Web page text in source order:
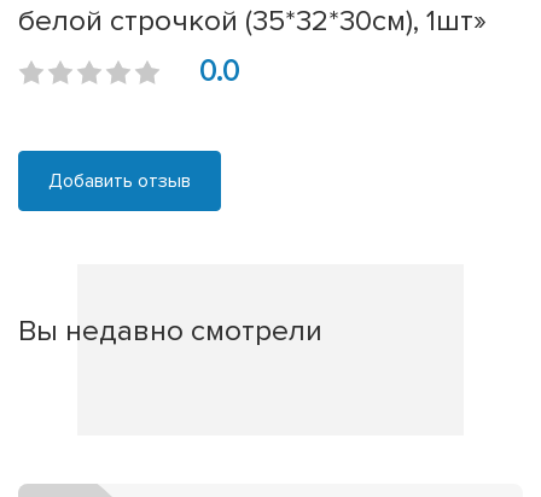
белой строчкой (35*32*30см), 1шт»
0.0
Добавить отзыв
Вы недавно смотрели